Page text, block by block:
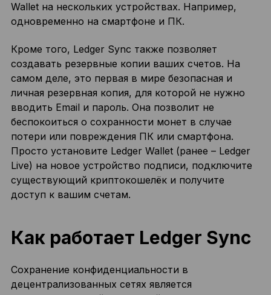
Wallet на нескольких устройствах. Например,
одновременно на смартфоне и ПК.
Кроме того, Ledger Sync также позволяет
создавать резервные копии ваших счетов. На
самом деле, это первая в мире безопасная и
личная резервная копия, для которой не нужно
вводить Email и пароль. Она позволит не
беспокоиться о сохранности монет в случае
потери или повреждения ПК или смартфона.
Просто установите Ledger Wallet (ранее – Ledger
Live) на новое устройство подписи, подключите
существующий криптокошелёк и получите
доступ к вашим счетам.
Как работает Ledger Sync
Сохранение конфиденциальности в
децентрализованных сетях является